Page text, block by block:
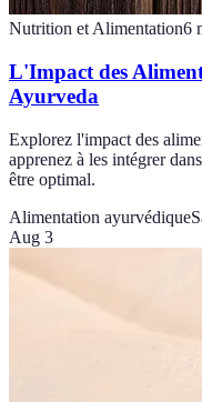
Nutrition et Alimentation6
L'Impact des
Ayurveda
Explorez l'impact des
apprenez à les intégrer
être optimal.
Alimentation ayurvédique
Aug 3